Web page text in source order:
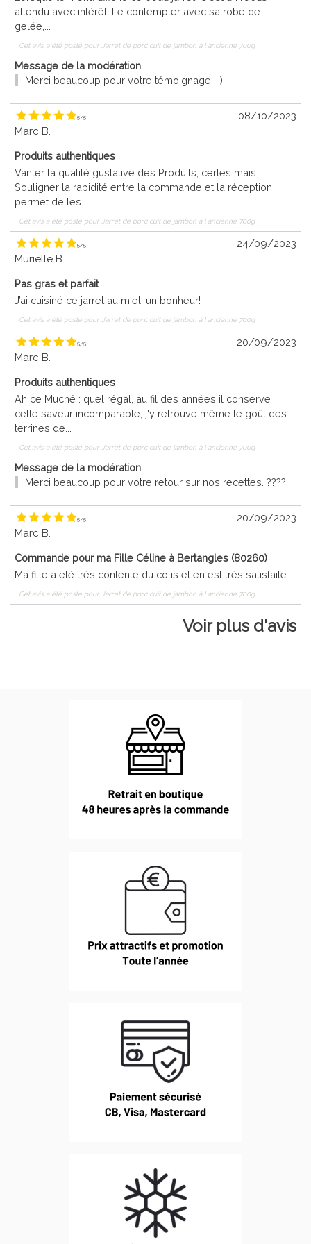
attendu avec intérêt, Le contempler avec sa robe de
gelée,...
Cet avis a été posté pour Jarret de porc cuit de jambon à l'ancienne 700g
Message de la modération
Merci beaucoup pour votre témoignage ;-)
5/5
08/10/2023
Marc B.
Produits authentiques
Vanter la qualité gustative des Produits, certes mais :
Souligner la rapidité entre la commande et la réception
permet de les...
Cet avis a été posté pour Jarret de porc cuit de jambon à l'ancienne 700g
5/5
24/09/2023
Murielle B.
Pas gras et parfait
J’ai cuisiné ce jarret au miel, un bonheur!
Cet avis a été posté pour Jarret de porc cuit de jambon à l'ancienne 700g
5/5
20/09/2023
Marc B.
Produits authentiques
Ah ce Muché : quel régal, au fil des années il conserve
cette saveur incomparable; j'y retrouve même le goût des
terrines de...
Cet avis a été posté pour Jarret de porc cuit de jambon à l'ancienne 700g
Message de la modération
Merci beaucoup pour votre retour sur nos recettes. ????
5/5
20/09/2023
Marc B.
Commande pour ma Fille Céline à Bertangles (80260)
Ma fille a été très contente du colis et en est très satisfaite
Cet avis a été posté pour Jarret de porc cuit de jambon à l'ancienne 700g
Voir plus d'avis